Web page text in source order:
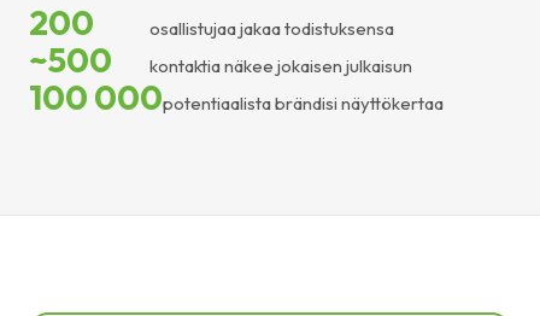
200 osallistujaa jakaa todistuksensa
~500 kontaktia näkee jokaisen julkaisun
100 000potentiaalista brändisi näyttökertaa